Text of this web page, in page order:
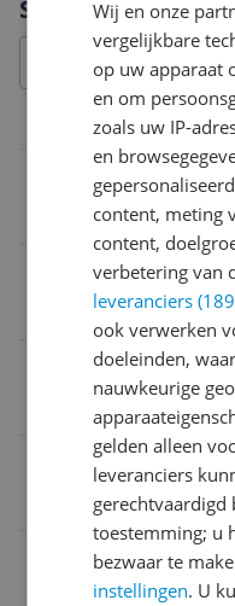
Specificaties
Uitvoering
Standard Edition
PEGI-leeftijd
Geschikt voor
Wij en onze
vergelijkbare
op uw apparaat
en om
zoals uw IP-
en
content, meting
content,
verbetering van
leveranciers
ook verwerken
doeleinden,
nauwkeurige
gelden alleen
leveranciers
gerechtvaardigd
toestemming; u
bezwaar te
instellingen. U